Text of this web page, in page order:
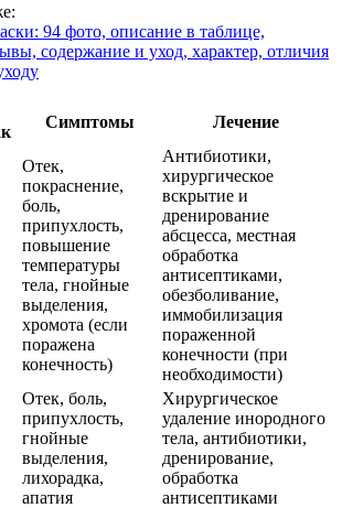
94 фото, описание в таблице,
содержание и уход, характер, отличия
Симптомы Лечение
Отек,
покраснение,
боль,
припухлость,
повышение
температуры
тела, гнойные
выделения,
хромота (если
поражена
конечность)
Антибиотики,
хирургическое
вскрытие и
дренирование
абсцесса, местная
обработка
антисептиками,
обезболивание,
иммобилизация
пораженной
конечности (при
необходимости)
Отек, боль,
припухлость,
гнойные
выделения,
лихорадка,
апатия
Хирургическое
удаление инородного
тела, антибиотики,
дренирование,
обработка
антисептиками